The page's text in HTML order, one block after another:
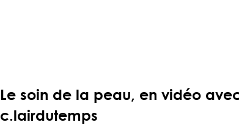
Le soin de la peau, en vidéo
c.lairdutemps